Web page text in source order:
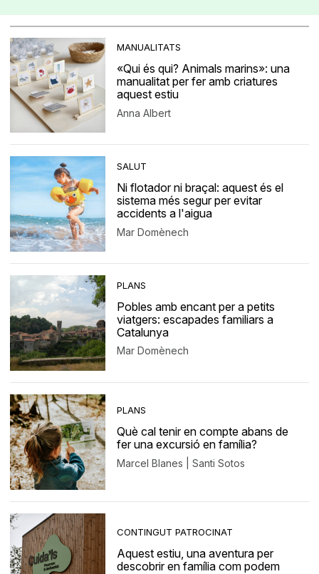
MANUALITATS
«Qui és qui? Animals marins»: una
manualitat per fer amb criatures
aquest estiu
Anna Albert
SALUT
Ni flotador ni braçal: aquest és el
sistema més segur per evitar
accidents a l'aigua
Mar Domènech
PLANS
Pobles amb encant per a petits
viatgers: escapades familiars a
Catalunya
Mar Domènech
PLANS
Què cal tenir en compte abans de
fer una excursió en família?
Marcel Blanes | Santi Sotos
CONTINGUT PATROCINAT
Aquest estiu, una aventura per
descobrir en família com podem